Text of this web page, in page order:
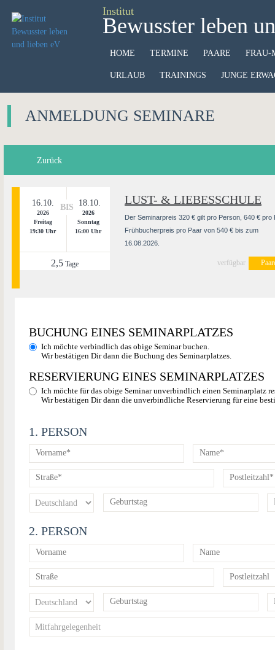
Institut
Bewusster leben
HOME TERMINE PAARE FRAU-
URLAUB TRAININGS JUNGE
ANMELDUNG SEMINARE
Zurück
16.10.
2026
Freitag
19:30 Uhr
18.10.
2026
Sonntag
16:00 Uhr
2,5 Tage
BIS
LUST- & LIEBESSCHULE
Der Seminarpreis 320 € gilt pro Person, 640 € pro
Frühbucherpreis pro Paar von 540 € bis zum
16.08.2026.
verfügbar
BUCHUNG EINES SEMINARPLATZES
Ich möchte verbindlich das obige Seminar buchen.
Wir bestätigen Dir dann die Buchung des Seminarplatzes.
RESERVIERUNG EINES SEMINARPLATZES
Ich möchte für das obige Seminar unverbindlich einen Seminarplatz
Wir bestätigen Dir dann die unverbindliche Reservierung für eine
1. PERSON
2. PERSON